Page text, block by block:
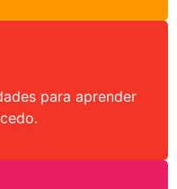
para aprender